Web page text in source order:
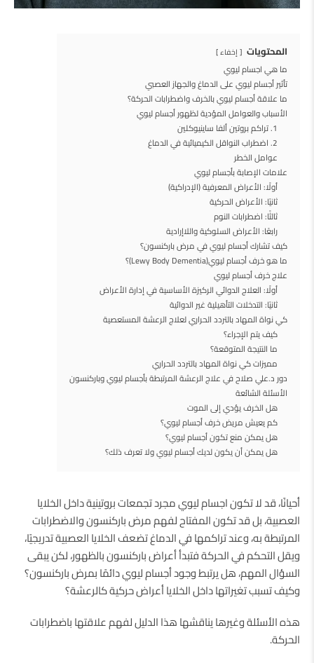
المحتويات إخفاء
ما هي اجسام ليوي
تأثير أجسام ليوي على الدماغ والجهاز العصبي
ما علاقة أجسام ليوي بالخرف واضطرابات الحركة؟
الأسباب والعوامل المؤدية لظهور أجسام ليوي
1. تراكم بروتين ألفا ساينيوكلين
2. اضطراب النواقل الكيميائية في الدماغ
عوامل الخطر
علامات الإصابة بأجسام ليوي
أولًا: الأعراض المعرفية (الإدراكية)
ثانيًا: الأعراض الحركية
ثالثًا: اضطرابات النوم
رابعًا: الأعراض السلوكية واللاإرادية
كيف تشارك أجسام ليوي في مرض باركنسون؟
ما هو خرف أجسام ليوي(Lewy Body Dementia)؟
علاج خرف أجسام ليوي
أولًا: العلاج الدوائي الركيزة الأساسية في إدارة الأعراض
ثانيًا: التدخلات التأهيلية غير الدوائية
كي نواة المهاد بالتردد الحراري لعلاج الرعشة المستعصية
كيف يتم الإجراء؟
ما النتيجة المتوقعة؟
مميزات كي نواة المهاد بالتردد الحراري
دور د.علي صلاح في علاج الرعشة المرتبطة بأجسام ليوي وباركنسون
الأسئلة الشائعة
هل الخرف يؤدي إلى الموت
كم يعيش مريض خرف أجسام ليوي؟
هل يمكن منع تكون أجسام ليوي؟
هل يمكن أن يكون لديك أجسام ليوي ولا تعرف ذلك؟
أحيانًا، قد لا تكون اجسام ليوي مجرد تجمعات بروتينية داخل الخلايا
العصبية، بل قد تكون المفتاح لفهم مرض باركنسون والاضطرابات
المرتبطة به، وعند تراكمها في الدماغ تضعف الخلايا العصبية تدريجيًا،
ويقل التحكم في الحركة فتبدأ أعراض باركنسون بالظهور، لكن يبقى
السؤال المهم، هل يرتبط وجود أجسام ليوي دائمًا بمرض باركنسون؟
وكيف تسبب تغيراتها داخل الخلايا أعراض حركية كالرعشة؟
هذه الأسئلة وغيرها يناقشها هذا الدليل لفهم علاقتها باضطرابات
الحركة.